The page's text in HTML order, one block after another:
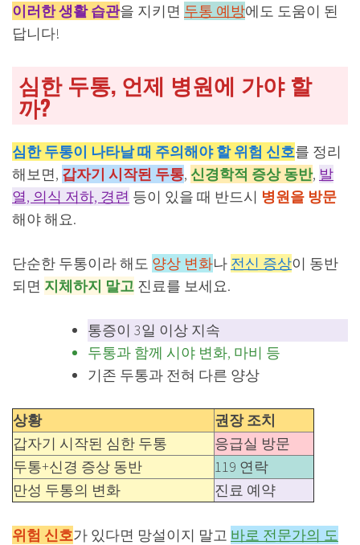
이러한 생활 습관을 지키면 두통 예방에도 도움이 된
답니다!
심한 두통, 언제 병원에 가야 할
까?
심한 두통이 나타날 때 주의해야 할 위험 신호를 정리
해보면, 갑자기 시작된 두통, 신경학적 증상 동반, 발
열, 의식 저하, 경련 등이 있을 때 반드시 병원을 방문
해야 해요.
단순한 두통이라 해도 양상 변화나 전신 증상이 동반
되면 지체하지 말고 진료를 보세요.
통증이 3일 이상 지속
두통과 함께 시야 변화, 마비 등
기존 두통과 전혀 다른 양상
상황
권장 조치
갑자기 시작된 심한 두통
응급실 방문
두통+신경 증상 동반
119 연락
만성 두통의 변화
진료 예약
위험 신호가 있다면 망설이지 말고 바로 전문가의 도